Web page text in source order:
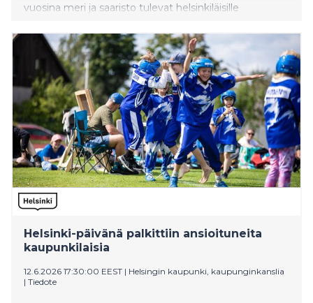
vuosina meri ja saaristo tulevat helsinkiläisille
on 15.6.2026 hyväksynyt Merellinen Helsinki -
toimenpideohjelman vuosille 2026–2029.
Helsinki-päivänä palkittiin ansioituneita
kaupunkilaisia
12.6.2026 17:30:00 EEST | Helsingin kaupunki, kaupunginkanslia
| Tiedote